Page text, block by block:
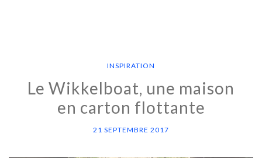
INSPIRATION
Le Wikkelboat, une maison
en carton flottante
21 SEPTEMBRE 2017